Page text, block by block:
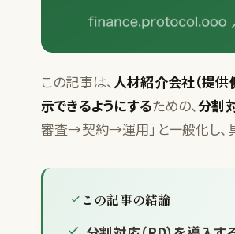
この記事は、人材紹介会社（提供
示できるようにするための、分割
審査→契約→運用」と一般化し、
この記事の結論